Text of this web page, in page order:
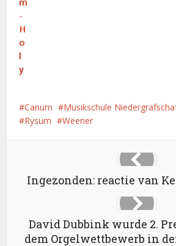
Canum Musikschule
Rysum
Weener
Ingezonden: reactie van
David Dubbink wurde 2.
dem Orgelwettbewerb in